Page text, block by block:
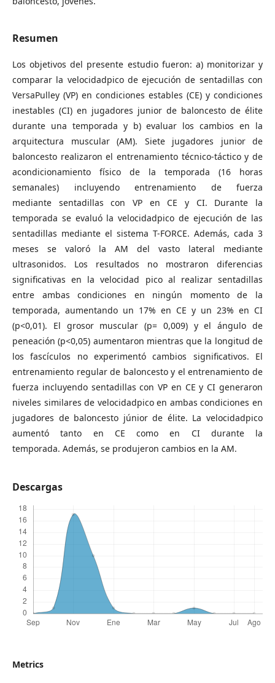
Resumen
Los objetivos del presente estudio fueron: a) monitorizar y
comparar la velocidadpico de ejecución de sentadillas con
VersaPulley (VP) en condiciones estables (CE) y condiciones
inestables (CI) en jugadores junior de baloncesto de élite
durante una temporada y b) evaluar los cambios en la
arquitectura muscular (AM). Siete jugadores junior de
baloncesto realizaron el entrenamiento técnico-táctico y de
acondicionamiento físico de la temporada (16 horas
semanales) incluyendo entrenamiento de fuerza
mediante sentadillas con VP en CE y CI. Durante la
temporada se evaluó la velocidadpico de ejecución de las
sentadillas mediante el sistema T-FORCE. Además, cada 3
meses se valoró la AM del vasto lateral mediante
ultrasonidos. Los resultados no mostraron diferencias
significativas en la velocidad pico al realizar sentadillas
entre ambas condiciones en ningún momento de la
temporada, aumentando un 17% en CE y un 23% en CI
(p<0,01). El grosor muscular (p= 0,009) y el ángulo de
peneación (p<0,05) aumentaron mientras que la longitud de
los fascículos no experimentó cambios significativos. El
entrenamiento regular de baloncesto y el entrenamiento de
fuerza incluyendo sentadillas con VP en CE y CI generaron
niveles similares de velocidadpico en ambas condiciones en
jugadores de baloncesto júnior de élite. La velocidadpico
aumentó tanto en CE como en CI durante la
temporada. Además, se produjeron cambios en la AM.
Descargas
Metrics